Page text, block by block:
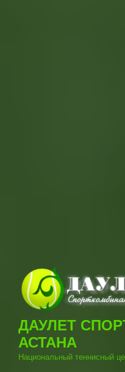
ДАУЛЕТ
АСТАНА
Национальный теннисный